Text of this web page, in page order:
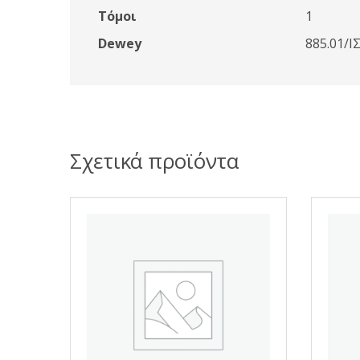
Τόμοι
1
Dewey
885.01/
Σχετικά προϊόντα